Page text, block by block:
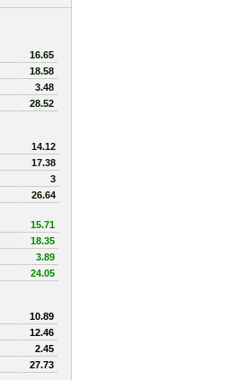
16.65
18.58
3.48
28.52
14.12
17.38
3
26.64
15.71
18.35
3.89
24.05
10.89
12.46
2.45
27.73